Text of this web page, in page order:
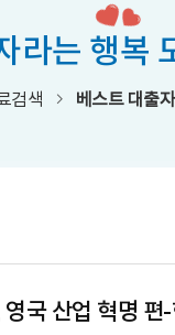
라는 행복
검색 베스트 대출
국 산업 혁명 편